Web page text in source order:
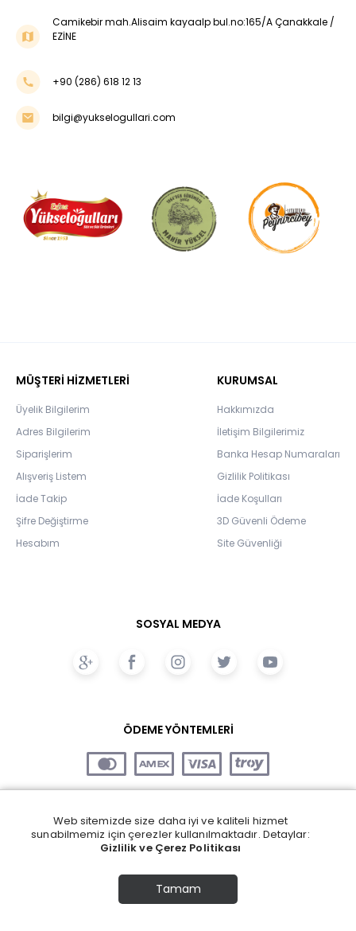
Camikebir mah.Alisaim kayaalp bul.no:165/A Çanakkale /
EZİNE
+90 (286) 618 12 13
bilgi@yukselogullari.com
MÜŞTERİ HİZMETLERİ
Üyelik Bilgilerim
Adres Bilgilerim
Siparişlerim
Alışveriş Listem
İade Takip
Şifre Değiştirme
Hesabım
KURUMSAL
Hakkımızda
İletişim Bilgilerimiz
Banka Hesap Numaraları
Gizlilik Politikası
İade Koşulları
3D Güvenli Ödeme
Site Güvenliği
SOSYAL MEDYA
ÖDEME YÖNTEMLERİ
Web sitemizde size daha iyi ve kaliteli hizmet
sunabilmemiz için çerezler kullanılmaktadır. Detaylar:
Gizlilik ve Çerez Politikası
Tamam